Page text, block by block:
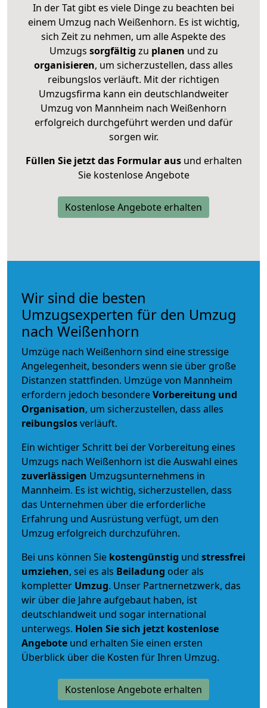
In der Tat gibt es viele Dinge zu beachten bei
einem Umzug nach Weißenhorn. Es ist wichtig,
sich Zeit zu nehmen, um alle Aspekte des
Umzugs sorgfältig zu planen und zu
organisieren, um sicherzustellen, dass alles
reibungslos verläuft. Mit der richtigen
Umzugsfirma kann ein deutschlandweiter
Umzug von Mannheim nach Weißenhorn
erfolgreich durchgeführt werden und dafür
sorgen wir.
Füllen Sie jetzt das Formular ausund erhalten
Sie kostenlose Angebote
Kostenlose Angebote erhalten
Wir sind die besten
Umzugsexperten für den Umzug
nach Weißenhorn
Umzüge nach Weißenhorn sind eine stressige
Angelegenheit, besonders wenn sie über große
Distanzen stattfinden. Umzüge von Mannheim
erfordern jedoch besondereVorbereitung und
Organisation, um sicherzustellen, dass alles
reibungslosverläuft.
Ein wichtiger Schritt bei der Vorbereitung eines
Umzugs nach Weißenhorn ist die Auswahl eines
zuverlässigen Umzugsunternehmens in
Mannheim. Es ist wichtig, sicherzustellen, dass
das Unternehmen über die erforderliche
Erfahrung und Ausrüstung verfügt, um den
Umzug erfolgreich durchzuführen.
Bei uns können Sie kostengünstig und stressfrei
umziehen, sei es als Beiladung oder als
kompletter Umzug. Unser Partnernetzwerk, das
wir über die Jahre aufgebaut haben, ist
deutschlandweit und sogar international
unterwegs. Holen Sie sich jetzt kostenlose
Angebote und erhalten Sie einen ersten
Überblick über die Kosten für Ihren Umzug.
Kostenlose Angebote erhalten